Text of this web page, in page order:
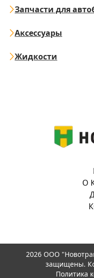
Запчасти для
Аксессуары
Жидкости
О
2026 ООО
защищены.
Политика